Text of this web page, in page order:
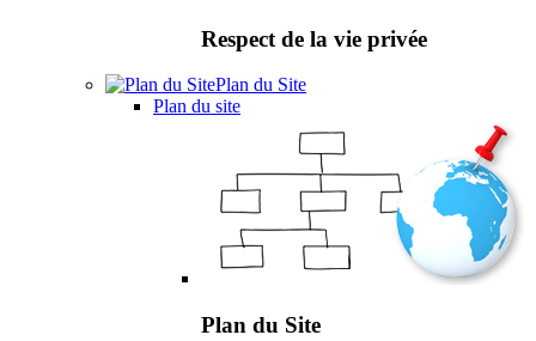
Respect de la vie privée
Plan du Site
Plan du site
Plan du Site